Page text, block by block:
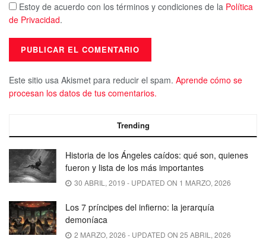
Estoy de acuerdo con los términos y condiciones de la Política
de Privacidad.
Este sitio usa Akismet para reducir el spam. Aprende cómo se
procesan los datos de tus comentarios.
Trending
Historia de los Ángeles caídos: qué son, quienes
fueron y lista de los más importantes
30 ABRIL, 2019 - UPDATED ON 1 MARZO, 2026
Los 7 príncipes del infierno: la jerarquía
demoníaca
2 MARZO, 2026 - UPDATED ON 25 ABRIL, 2026